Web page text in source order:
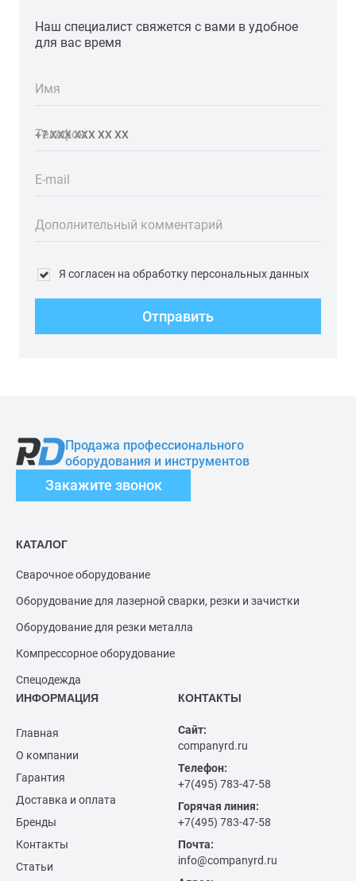
Наш специалист свяжется с вами в удобное
для вас время
Имя
Телефон
E-mail
Дополнительный комментарий
Я согласен на обработку персональных данных
Отправить
Продажа профессионального
оборудования и инструментов
Закажите звонок
КАТАЛОГ
Сварочное оборудование
Оборудование для лазерной сварки, резки и зачистки
Оборудование для резки металла
Компрессорное оборудование
Спецодежда
ИНФОРМАЦИЯ
Главная
О компании
Гарантия
Доставка и оплата
Бренды
Контакты
Статьи
КОНТАКТЫ
Сайт:
companyrd.ru
Телефон:
+7(495) 783-47-58
Горячая линия:
+7(495) 783-47-58
Почта:
info@companyrd.ru